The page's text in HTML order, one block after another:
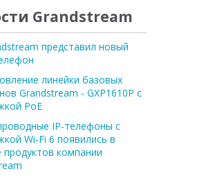
Grandstream
представил новый
линейки базовых
Grandstream - GXP1610P с
PoE
IP-телефоны с
Wi-Fi 6 появились в
продуктов компании